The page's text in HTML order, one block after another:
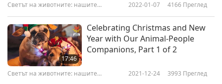
Светът на животните: нашите
2022-01-07 4166 Преглед
17:46
Celebrating Christmas and New
Year with Our Animal-People
Companions, Part 1 of 2
Светът на животните: нашите
2021-12-24 3993 Преглед